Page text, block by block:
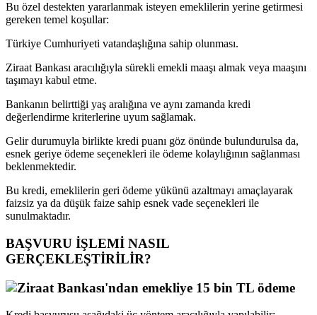
Bu özel destekten yararlanmak isteyen emeklilerin yerine getirmesi
gereken temel koşullar:
Türkiye Cumhuriyeti vatandaşlığına sahip olunması.
Ziraat Bankası aracılığıyla sürekli emekli maaşı almak veya maaşını
taşımayı kabul etme.
Bankanın belirttiği yaş aralığına ve aynı zamanda kredi
değerlendirme kriterlerine uyum sağlamak.
Gelir durumuyla birlikte kredi puanı göz önünde bulundurulsa da,
esnek geriye ödeme seçenekleri ile ödeme kolaylığının sağlanması
beklenmektedir.
Bu kredi, emeklilerin geri ödeme yükünü azaltmayı amaçlayarak
faizsiz ya da düşük faize sahip esnek vade seçenekleri ile
sunulmaktadır.
BAŞVURU İŞLEMİ NASIL
GERÇEKLEŞTİRİLİR?